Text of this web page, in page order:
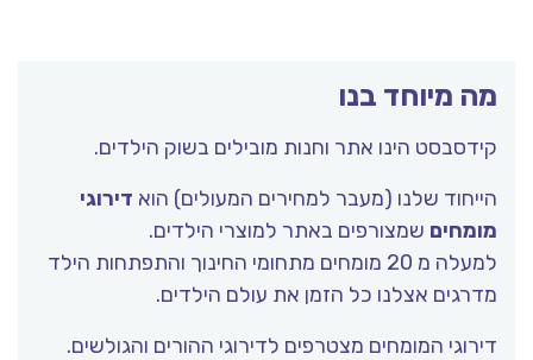
מה מיוחד בנו
קידסבסט הינו אתר וחנות מובילים בשוק הילדים.
הייחוד שלנו (מעבר למחירים המעולים) הוא דירוגי
מומחים שמצורפים באתר למוצרי הילדים.
למעלה מ 20 מומחים מתחומי החינוך והתפתחות הילד
מדרגים אצלנו כל הזמן את עולם הילדים.
דירוגי המומחים מצטרפים לדירוגי ההורים והגולשים.